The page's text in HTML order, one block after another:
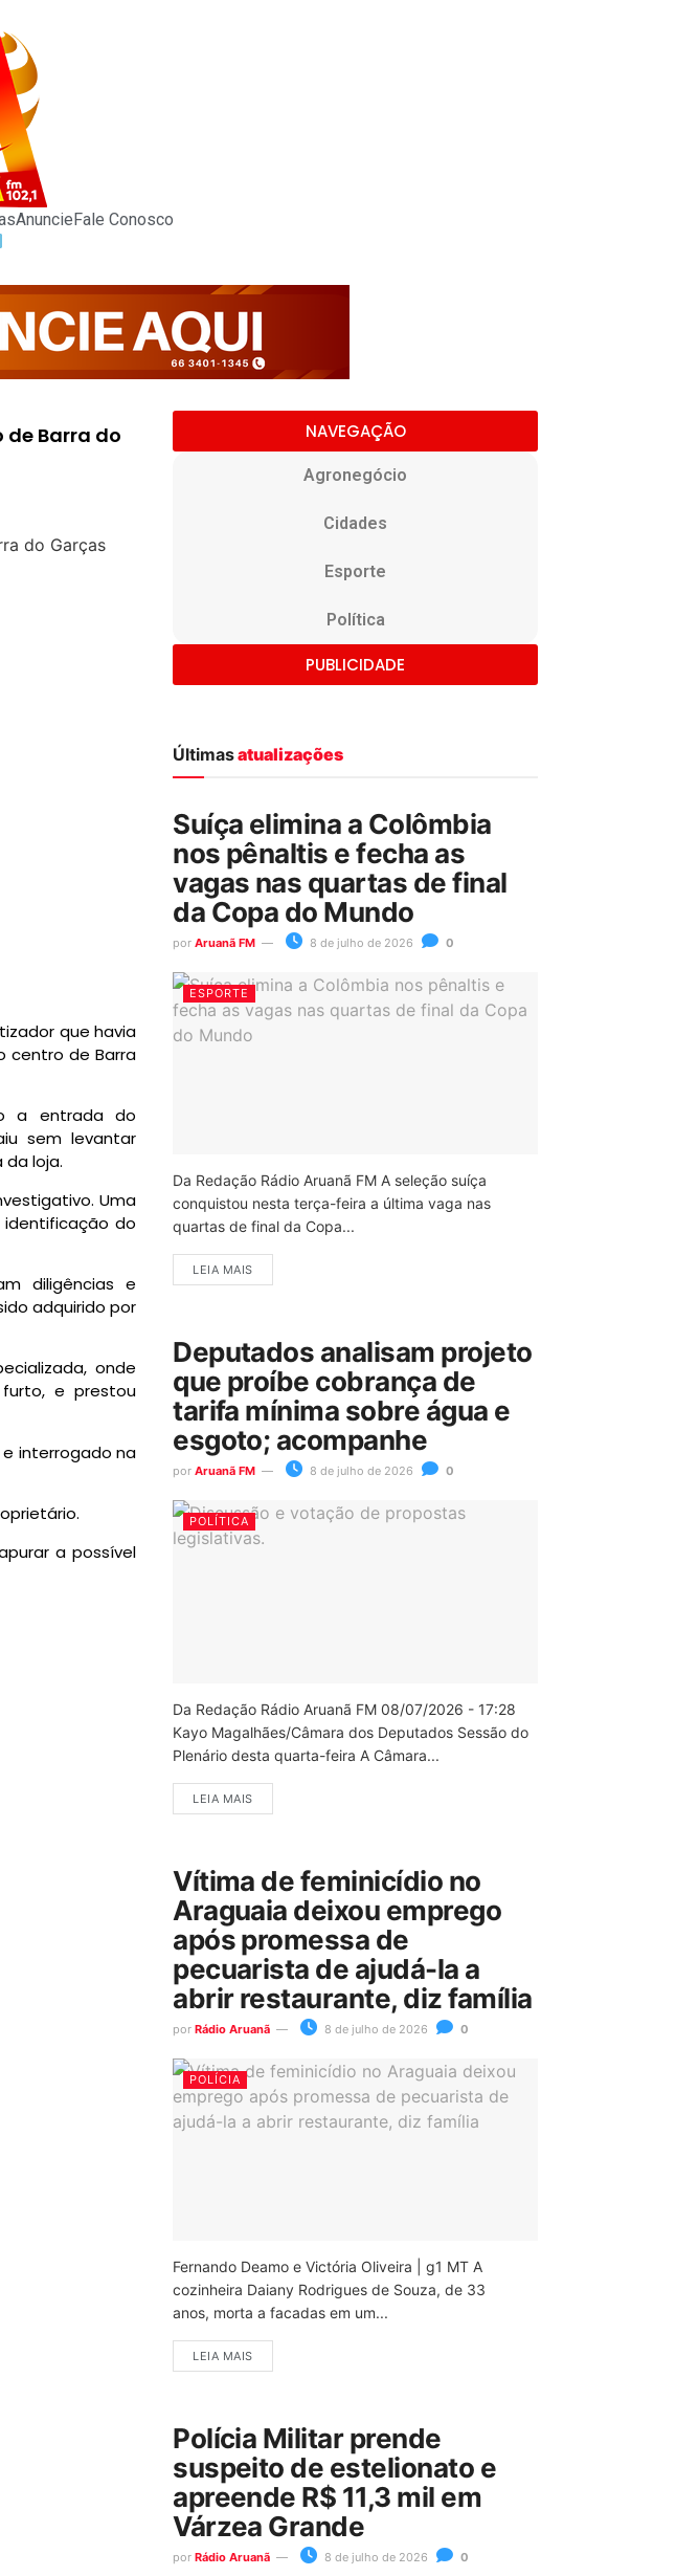
AnuncieFale Conosco
Barra do
que havia
centro de Barra
a entrada do
sem levantar
loja.
Uma
do
diligências e
adquirido por
onde
e prestou
interrogado na
a possível
NAVEGAÇÃO
Agronegócio
Cidades
Esporte
Política
PUBLICIDADE
Últimasatualizações
Suíça elimina a Colômbia
nos pênaltis e fecha as
vagas nas quartas de final
da Copa do Mundo
por Aruanã FM 8 de julho de 2026 0
ESPORTE
Da Redação Rádio Aruanã FM A seleção suíça
conquistou nesta terça-feira a última vaga nas
quartas de final da Copa...
LEIA MAIS
Deputados analisam projeto
que proíbe cobrança de
tarifa mínima sobre água e
esgoto; acompanhe
por Aruanã FM 8 de julho de 2026 0
POLÍTICA
Da Redação Rádio Aruanã FM 08/07/2026 - 17:28
Kayo Magalhães/Câmara dos Deputados Sessão do
Plenário desta quarta-feira A Câmara...
LEIA MAIS
Vítima de feminicídio no
Araguaia deixou emprego
após promessa de
pecuarista de ajudá-la a
abrir restaurante, diz família
por Rádio Aruanã 8 de julho de 2026 0
POLÍCIA
Fernando Deamo e Victória Oliveira | g1 MT A
cozinheira Daiany Rodrigues de Souza, de 33
anos, morta a facadas em um...
LEIA MAIS
Polícia Militar prende
suspeito de estelionato e
apreende R$ 11,3 mil em
Várzea Grande
por Rádio Aruanã 8 de julho de 2026 0